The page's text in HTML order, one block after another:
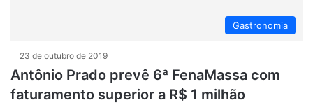
Gastronomia
23 de outubro de 2019
Antônio Prado prevê 6ª FenaMassa com
faturamento superior a R$ 1 milhão